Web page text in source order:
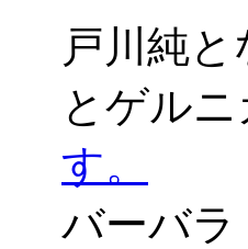
戸川純
とゲル
す。
バーバラ